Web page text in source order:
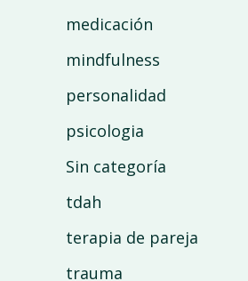
medicación
mindfulness
personalidad
psicologia
Sin categoría
tdah
terapia de pareja
trauma